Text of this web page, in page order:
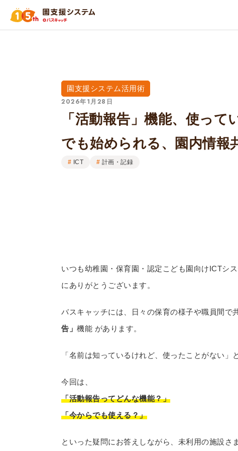
園支援システム活用術
2026年1月28日
「活動報告」機能、使って
でも始められる、園内情報
ICT 計画・記録
いつも幼稚園・保育園・認定こども園向けICTシ
にありがとうございます。
バスキャッチには、日々の保育の様子や職員間で
告」 機能 があります。
「名前は知っているけれど、使ったことがない」
今回は、
「活動報告ってどんな機能？」
「今からでも使える？」
といった疑問にお答えしながら、未利用の施設さ